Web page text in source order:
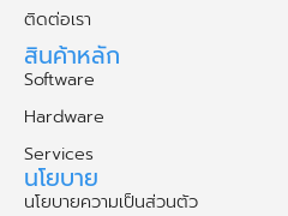
LINE Shop (Credit Card Payment)
TikTok Shop
สินค้าหลัก
Software
Hardware